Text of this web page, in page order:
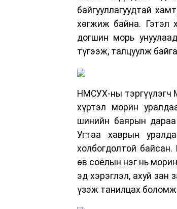
байгууллагуудтай
хөгжиж байна. Гэтэл
догшин морь
түгээж, талцуулж
НМСУХ-ны тэргүүлэгч
хүртэл морин
шинийн баярын
Угтаа хаврын
холбогдолтой
өв соёлын нэг нь
эд хэрэглэл, ахуй зан
үзэж танилцах